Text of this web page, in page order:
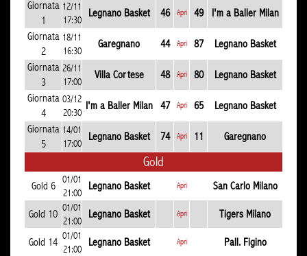
Giornata
1
12/11
17:30
Legnano Basket 46 Apri 49
I'm a Baller Milan
Giornata
2
18/11
16:30
Garegnano 44 Apri 87
Legnano Basket
Giornata
3
26/11
17:00
Villa Cortese 48 Apri 80
Legnano Basket
Giornata
4
03/12
20:30
I'm a Baller Milan 47 Apri 65
Legnano Basket
Giornata
5
14/01
17:00
Legnano Basket 74 Apri 11 Garegnano
Gold
Gold 6
01/01
21:00
Legnano Basket Apri San Carlo Milano
Gold 10
01/01
21:00
Legnano Basket Apri Tigers Milano
Gold 14
01/01
21:00
Legnano Basket Apri Pall. Figino